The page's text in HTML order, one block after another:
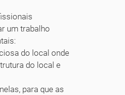
um trabalho
do local onde
do local e
para que as